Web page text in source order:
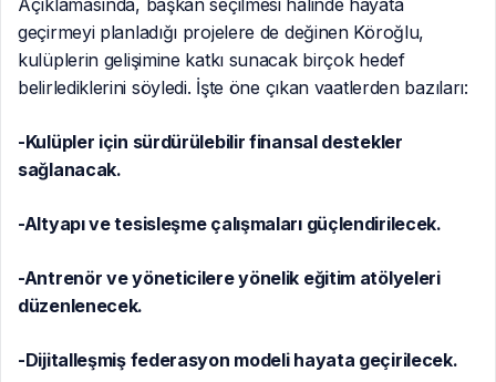
geçirmeyi planladığı projelere de değinen Köroğlu,
kulüplerin gelişimine katkı sunacak birçok hedef
belirlediklerini söyledi. İşte öne çıkan vaatlerden bazıları:
-Kulüpler için sürdürülebilir finansal destekler
sağlanacak.
-Altyapı ve tesisleşme çalışmaları güçlendirilecek.
-Antrenör ve yöneticilere yönelik eğitim atölyeleri
düzenlenecek.
-Dijitalleşmiş federasyon modeli hayata geçirilecek.